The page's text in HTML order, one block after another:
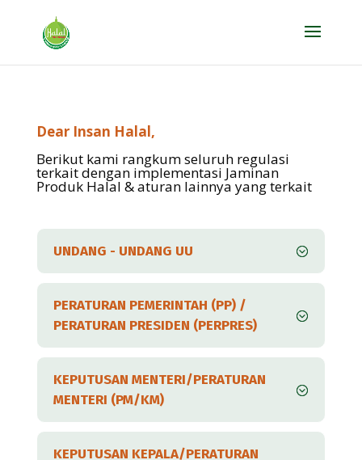
Dear Insan Halal,
Berikut kami rangkum seluruh regulasi
terkait dengan implementasi Jaminan
Produk Halal & aturan lainnya yang terkait
UNDANG - UNDANG UU
PERATURAN PEMERINTAH (PP) /
PERATURAN PRESIDEN (PERPRES)
KEPUTUSAN MENTERI/PERATURAN
MENTERI (PM/KM)
KEPUTUSAN KEPALA/PERATURAN